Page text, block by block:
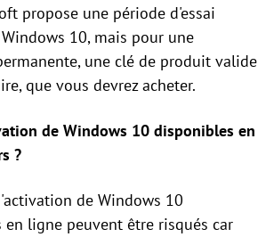
propose une période d'essai
10, mais pour une
une clé de produit valide
que vous devrez acheter.
de Windows 10 disponibles en
?
de Windows 10
ligne peuvent être risqués car